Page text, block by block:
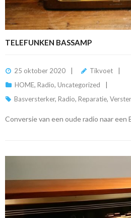
TELEFUNKEN BASSAMP
25 oktober 2020
Tikvoet
HOME, Radio, Uncategorized
Basversterker, Radio, Reparatie,
Conversie van een oude radio naar een